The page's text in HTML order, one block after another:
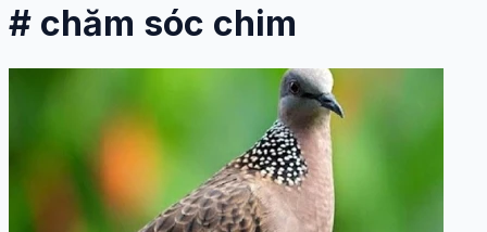
# chăm sóc chim